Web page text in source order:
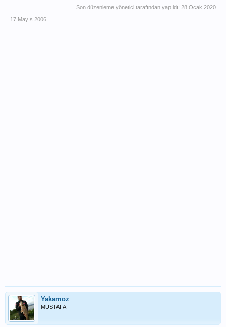
Son düzenleme yönetici tarafından yapıldı: 28 Ocak 2020
17 Mayıs 2006
Yakamoz
MUSTAFA